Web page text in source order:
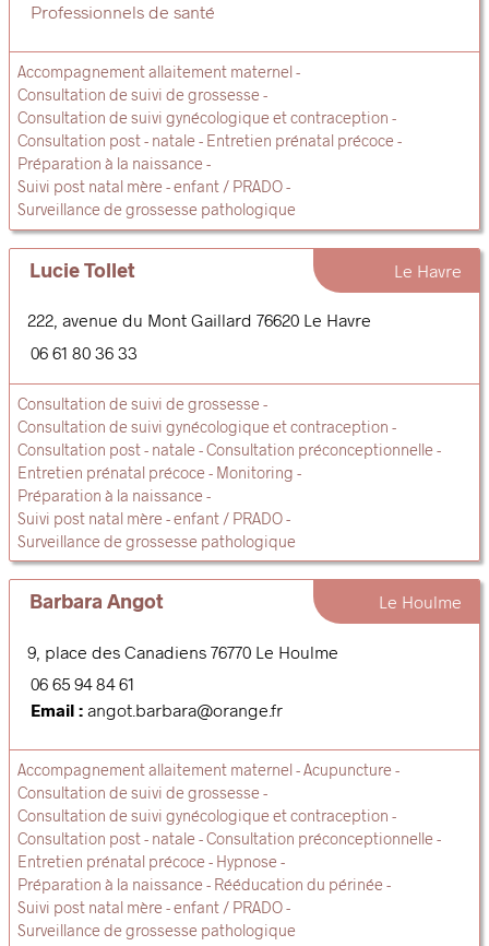
Professionnels de santé
Accompagnement allaitement maternel
Consultation de suivi de grossesse
Consultation de suivi gynécologique et contraception
Consultation post - natale
Entretien prénatal précoce
Préparation à la naissance
Suivi post natal mère - enfant / PRADO
Surveillance de grossesse pathologique
Lucie Tollet Le Havre
222, avenue du Mont Gaillard 76620 Le Havre
06 61 80 36 33
Consultation de suivi de grossesse
Consultation de suivi gynécologique et contraception
Consultation post - natale
Consultation préconceptionnelle
Entretien prénatal précoce
Monitoring
Préparation à la naissance
Suivi post natal mère - enfant / PRADO
Surveillance de grossesse pathologique
Barbara Angot Le Houlme
9, place des Canadiens 76770 Le Houlme
06 65 94 84 61
Email : angot.barbara@orange.fr
Accompagnement allaitement maternel Acupuncture
Consultation de suivi de grossesse
Consultation de suivi gynécologique et contraception
Consultation post - natale
Consultation préconceptionnelle
Entretien prénatal précoce
Hypnose
Préparation à la naissance
Rééducation du périnée
Suivi post natal mère - enfant / PRADO
Surveillance de grossesse pathologique